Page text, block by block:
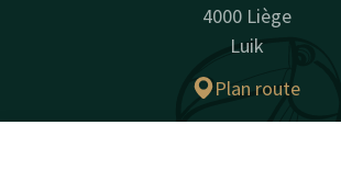
4000 Liège
Luik
Plan route